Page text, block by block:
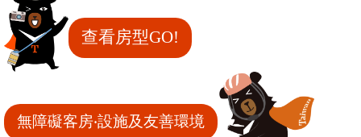
查看房型GO!
無障礙客房‧設施及友善環境